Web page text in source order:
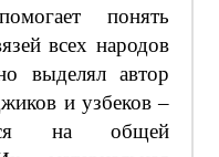
понять
всех народов
выделял автор
и узбеков –
на общей